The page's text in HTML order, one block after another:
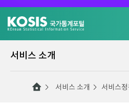
서비스 소개
서비스 소개 서비스정